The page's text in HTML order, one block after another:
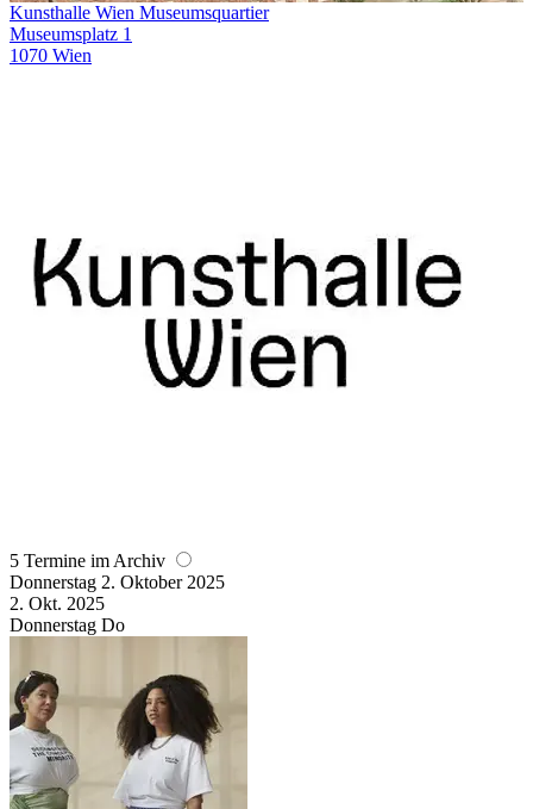
Kunsthalle Wien Museumsquartier
Museumsplatz 1
1070 Wien
5 Termine im Archiv
Donnerstag 2. Oktober 2025
2. Okt. 2025
Donnerstag Do